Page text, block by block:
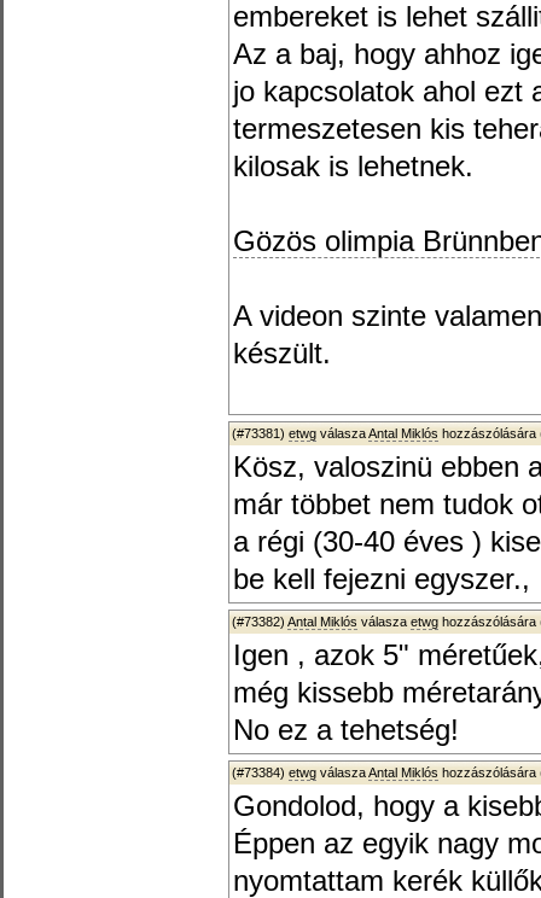
embereket is lehet
Az a baj, hogy ahhoz
jo kapcsolatok ahol ezt
termeszetesen kis
kilosak is lehetnek.
Gözös olimpia
A videon szinte
készült.
(#73381) etwg válaszaAntal Miklós hozzászólására
Kösz, valoszinü ebben
már többet nem tudok
a régi (30-40 éves )
be kell fejezni egyszer.,
(#73382) Antal Miklós válasza etwg hozzászólására
Igen , azok 5"
még kissebb
No ez a tehetség!
(#73384) etwg válaszaAntal Miklós hozzászólására
Gondolod, hogy a
Éppen az egyik nagy
nyomtattam kerék